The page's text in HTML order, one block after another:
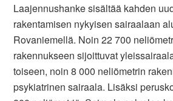
Laajennushanke sisältää kahden
rakentamisen nykyisen sairaalaan
Rovaniemellä. Noin 22 700
rakennukseen sijoittuvat
toiseen, noin 8 000 neliömetrin
psykiatrinen sairaala. Lisäksi